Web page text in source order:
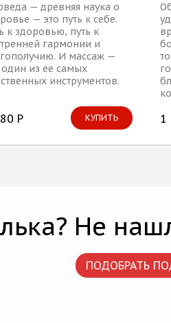
— древняя наука о
— это путь к себе.
к здоровью, путь к
гармонии и
И массаж —
один из ее самых
инструментов.
Р КУПИТЬ 1
Не
ПОДОБРАТЬ